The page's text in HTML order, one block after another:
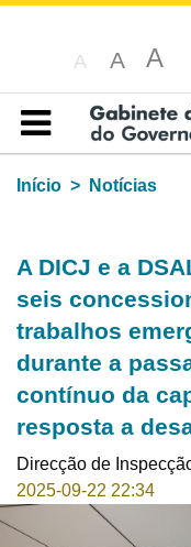
A A A
Índice
Início
Notícias
A DICJ e a
seis
trabalhos
durante a
contínuo da
resposta a
Direcção de
2025-09-22 22:34